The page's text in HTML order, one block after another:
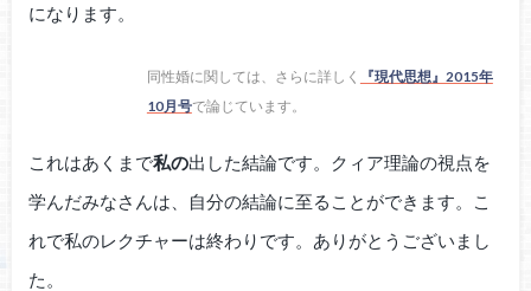
になります。
同性婚に関しては、さらに詳しく
『現代思想』2015年
10月号で論じています。
これはあくまで私の出した結論です。クィア理論の視点を
学んだみなさんは、自分の結論に至ることができます。こ
れで私のレクチャーは終わりです。ありがとうございまし
た。